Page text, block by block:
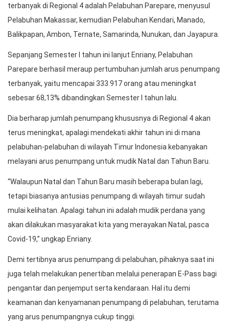
terbanyak di Regional 4 adalah Pelabuhan Parepare, menyusul
Pelabuhan Makassar, kemudian Pelabuhan Kendari, Manado,
Balikpapan, Ambon, Ternate, Samarinda, Nunukan, dan Jayapura.
Sepanjang Semester I tahun ini lanjut Enriany, Pelabuhan
Parepare berhasil meraup pertumbuhan jumlah arus penumpang
terbanyak, yaitu mencapai 333.917 orang atau meningkat
sebesar 68,13% dibandingkan Semester I tahun lalu.
Dia berharap jumlah penumpang khususnya di Regional 4 akan
terus meningkat, apalagi mendekati akhir tahun ini di mana
pelabuhan-pelabuhan di wilayah Timur Indonesia kebanyakan
melayani arus penumpang untuk mudik Natal dan Tahun Baru.
“Walaupun Natal dan Tahun Baru masih beberapa bulan lagi,
tetapi biasanya antusias penumpang di wilayah timur sudah
mulai kelihatan. Apalagi tahun ini adalah mudik perdana yang
akan dilakukan masyarakat kita yang merayakan Natal, pasca
Covid-19,” ungkap Enriany.
Demi tertibnya arus penumpang di pelabuhan, pihaknya saat ini
juga telah melakukan penertiban melalui penerapan E-Pass bagi
pengantar dan penjemput serta kendaraan. Hal itu demi
keamanan dan kenyamanan penumpang di pelabuhan, terutama
yang arus penumpangnya cukup tinggi.